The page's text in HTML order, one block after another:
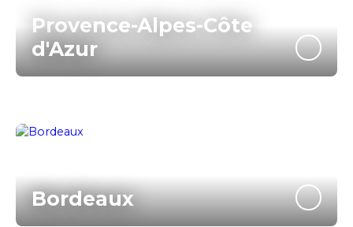
Provence-Alpes-Côte
d'Azur
Bordeaux